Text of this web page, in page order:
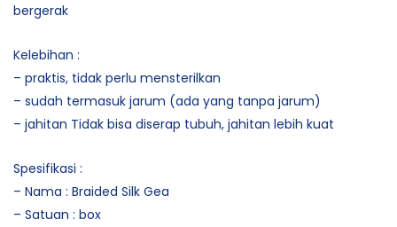
bergerak
Kelebihan :
– praktis, tidak perlu mensterilkan
– sudah termasuk jarum (ada yang tanpa jarum)
– jahitan Tidak bisa diserap tubuh, jahitan lebih kuat
Spesifikasi :
– Nama : Braided Silk Gea
– Satuan : box